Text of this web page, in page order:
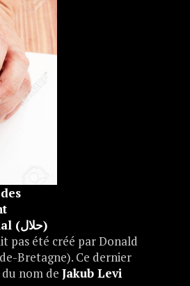
sacrifier une aubergine pour qu’elle soit halal (حلال)
pas été créé par Donald
Bretagne). Ce dernier
nom de Jakub Levi